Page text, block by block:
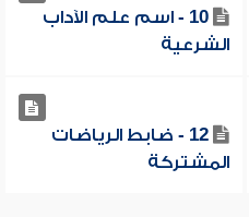
10 - اسم علم الآداب
الشرعية
12 - ضابط الرياضات
المشتركة